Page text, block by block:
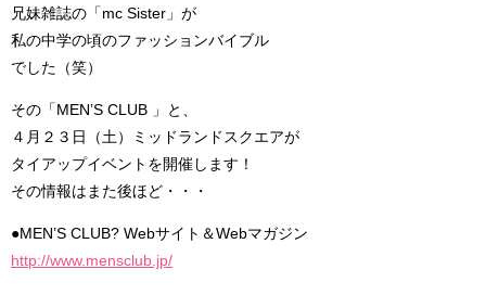
兄妹雑誌の「mc Sister」が
私の中学の頃のファッションバイブル
でした（笑）
その「MEN’S CLUB 」と、
４月２３日（土）ミッドランドスクエアが
タイアップイベントを開催します！
その情報はまた後ほど・・・
●MEN’S CLUB? Webサイト＆Webマガジン
http://www.mensclub.jp/